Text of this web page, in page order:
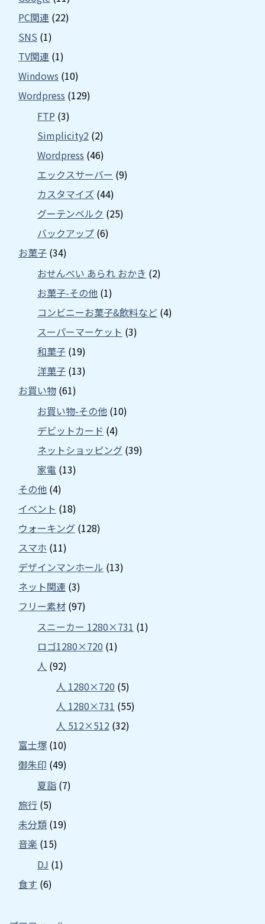
PC関連 (22)
SNS (1)
TV関連 (1)
Windows (10)
Wordpress (129)
FTP (3)
Simplicity2 (2)
Wordpress (46)
エックスサーバー (9)
カスタマイズ (44)
グーテンベルク (25)
バックアップ (6)
お菓子 (34)
おせんべい あられ おかき (2)
お菓子-その他 (1)
コンビニーお菓子&飲料など (4)
スーパーマーケット (3)
和菓子 (19)
洋菓子 (13)
お買い物 (61)
お買い物-その他 (10)
デビットカード (4)
ネットショッピング (39)
家電 (13)
その他 (4)
イベント (18)
ウォーキング (128)
スマホ (11)
デザインマンホール (13)
ネット関連 (3)
フリー素材 (97)
スニーカー 1280×731 (1)
ロゴ1280×720 (1)
人 (92)
人 1280×720 (5)
人 1280×731 (55)
人 512×512 (32)
富士塚 (10)
御朱印 (49)
夏詣 (7)
旅行 (5)
未分類 (19)
音楽 (15)
DJ (1)
食す (6)